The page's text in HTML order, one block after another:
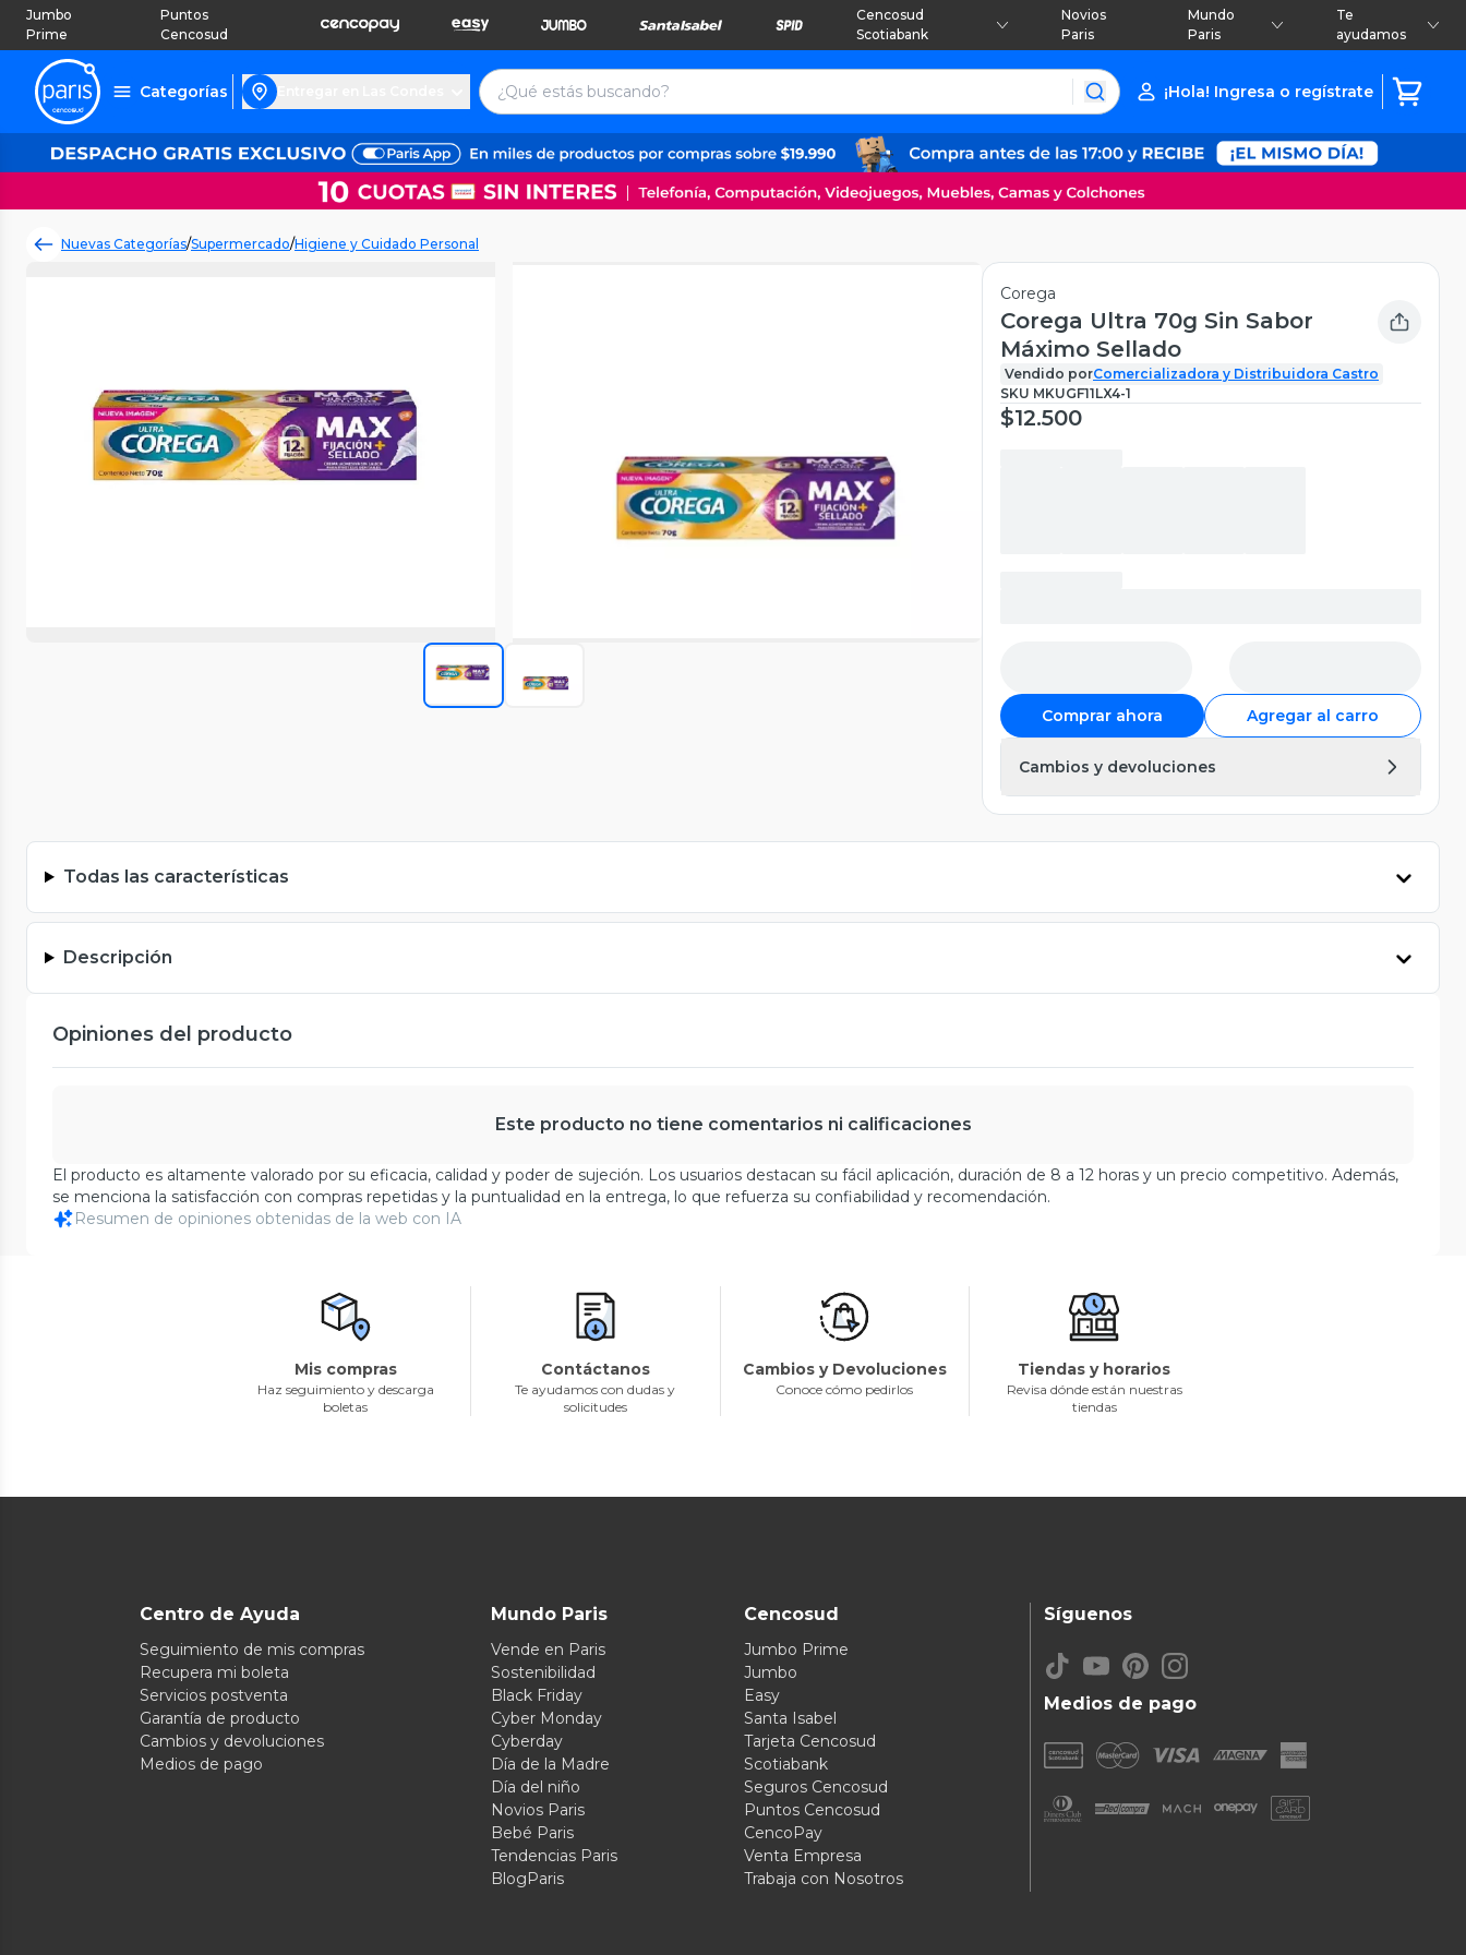
Jumbo
Prime
Puntos
Cencosud
Cencosud
Scotiabank
Novios
Paris
Mundo
Paris
Te
ayudamos
Categorías ¡Hola! Ingresa o regístrate
Nuevas Categorías/Supermercado/Higiene y Cuidado Personal
Corega
Corega Ultra 70g Sin Sabor
Máximo Sellado
Vendido porComercializadora y Distribuidora Castro
SKU MKUGF11LX4-1
$12.500
Comprar ahora Agregar al carro
Cambios y devoluciones
Todas las características
Descripción
Opiniones del producto
Este producto no tiene comentarios ni calificaciones
El producto es altamente valorado por su eficacia, calidad y poder de sujeción. Los usuarios destacan su fácil aplicación, duración de 8 a 12 horas y un precio competitivo. Además,
se menciona la satisfacción con compras repetidas y la puntualidad en la entrega, lo que refuerza su confiabilidad y recomendación.
Resumen de opiniones obtenidas de la web con IA
Mis compras
Haz seguimiento y descarga
boletas
Contáctanos
Te ayudamos con dudas y
solicitudes
Cambios y Devoluciones
Conoce cómo pedirlos
Tiendas y horarios
Revisa dónde están nuestras
tiendas
Centro de Ayuda
Seguimiento de mis compras
Recupera mi boleta
Servicios postventa
Garantía de producto
Cambios y devoluciones
Medios de pago
Mundo Paris
Vende en Paris
Sostenibilidad
Black Friday
Cyber Monday
Cyberday
Día de la Madre
Día del niño
Novios Paris
Bebé Paris
Tendencias Paris
BlogParis
Cencosud
Jumbo Prime
Jumbo
Easy
Santa Isabel
Tarjeta Cencosud
Scotiabank
Seguros Cencosud
Puntos Cencosud
CencoPay
Venta Empresa
Trabaja con Nosotros
Medios de pago
Síguenos